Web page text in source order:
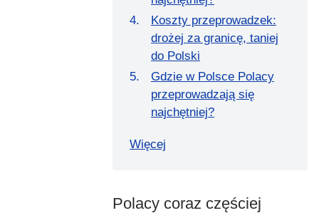
Koszty przeprowadzek:
drożej za granicę, taniej
do Polski
Gdzie w Polsce Polacy
przeprowadzają się
najchętniej?
Więcej
Polacy coraz częściej